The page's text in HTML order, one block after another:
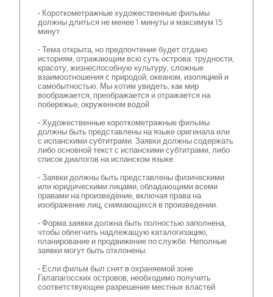
• Короткометражные художественные фильмы
должны длиться не менее 1 минуты и максимум 15
минут.
• Тема открыта, но предпочтение будет отдано
историям, отражающим всю суть острова: трудности,
красоту, жизнеспособную культуру, сложные
взаимоотношения с природой, океаном, изоляцией и
самобытностью. Мы хотим увидеть, как мир
воображается, преображается и отражается на
побережье, окруженном водой.
• Художественные короткометражные фильмы
должны быть представлены на языке оригинала или
с испанскими субтитрами. Заявки должны содержать
либо основной текст с испанскими субтитрами, либо
список диалогов на испанском языке.
• Заявки должны быть представлены физическими
или юридическими лицами, обладающими всеми
правами на произведение, включая права на
изображение лиц, снимающихся в произведении.
• Форма заявки должна быть полностью заполнена,
чтобы облегчить надлежащую каталогизацию,
планирование и продвижение по службе. Неполные
заявки могут быть отклонены.
• Если фильм был снят в охраняемой зоне
Галапагосских островов, необходимо получить
соответствующее разрешение местных властей.